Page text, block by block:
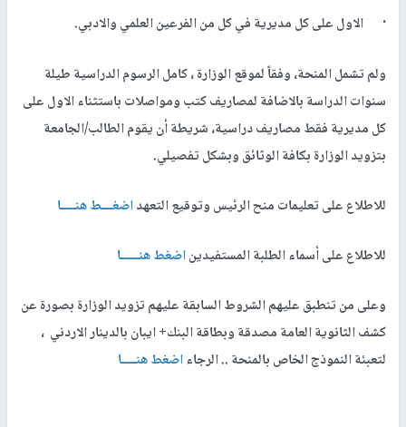
· الاول على كل مديرية في كل من الفرعين العلمي والادبي.
ولم تشمل المنحة، وفقاً لموقع الوزارة ، كامل الرسوم الدراسية طيلة
سنوات الدراسة بالاضافة لمصاريف كتب ومواصلات باستثناء الاول على
كل مديرية فقط مصاريف دراسية، شريطة أن يقوم الطالب/الجامعة
بتزويد الوزارة بكافة الوثائق وبشكل تفصيلي.
للاطلاع على تعليمات منح الرئيس وتوقيع التعهداضغـــط هنــــا
للاطلاع على أسماء الطلبة المستفيديناضغط هنـــــا
وعلى من تنطبق عليهم الشروط السابقة عليهم تزويد الوزارة بصورة عن
كشف الثانوية العامة مصدقة وبطاقة البنك+ ايبان بالدينار الاردني ،
لتعبئة النموذج الخاص بالمنحة .. الرجاءاضغط هنــــا